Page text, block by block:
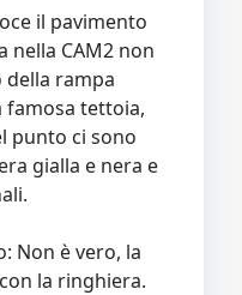
il pavimento
nella CAM2 non
rampa
famosa tettoia,
punto ci sono
gialla e nera e
Non è vero, la
la ringhiera.